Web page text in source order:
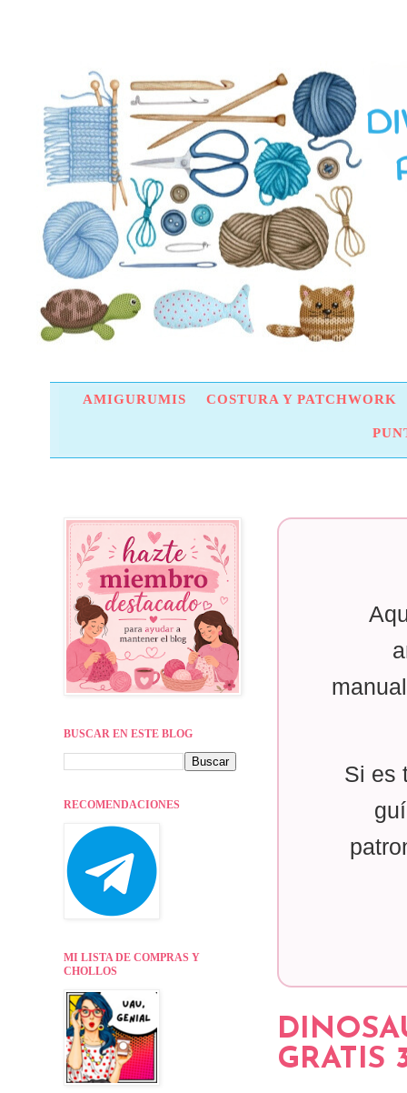
AMIGURUMIS COSTURA Y PATCHWORK
Si es
GRATIS
BUSCAR EN ESTE BLOG
RECOMENDACIONES
MI LISTA DE COMPRAS Y
CHOLLOS